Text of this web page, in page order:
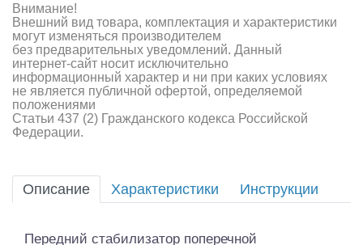
Аппаратура и электроника
Аккумуляторы и батарейки
Зарядные устройства и блоки питания
Двигатели
Инструмент,измерительные приборы,расходники
Внимание!
Внешний вид товара, комплектация и характеристики
могут изменяться производителем
без предварительных уведомлений. Данный
интернет-сайт носит исключительно
информационный характер и ни при каких условиях
не является публичной офертой, определяемой
положениями
Статьи 437 (2) Гражданского кодекса Российской
Федерации.
Описание Характеристики Инструкции
Передний стабилизатор поперечной